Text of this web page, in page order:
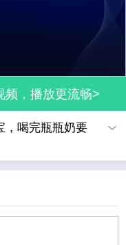
频，播放更流畅>
，喝完瓶瓶奶要